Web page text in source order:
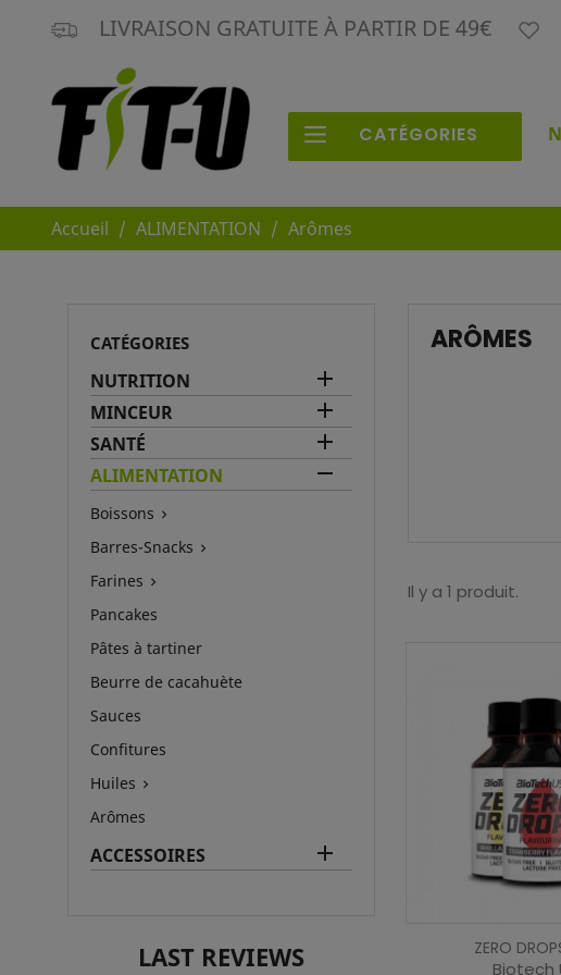
LIVRAISON GRATUITE À PARTIR DE 49€
CATÉGORIES
Accueil ALIMENTATION Arômes
CATÉGORIES
NUTRITION 
MINCEUR 
SANTÉ 
ALIMENTATION 
Boissons 
Barres-Snacks 
Farines 
Pancakes
Pâtes à tartiner
Beurre de cacahuète
Sauces
Confitures
Huiles 
Arômes
ACCESSOIRES 
LAST REVIEWS
ARÔMES
Il y a 1 produit.
ZERO
Biotech